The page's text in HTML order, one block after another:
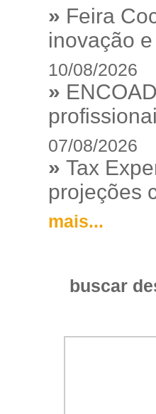
» Feira
inovação
10/08/2026
»
07/08/2026
» Tax
projeções
mais...
buscar